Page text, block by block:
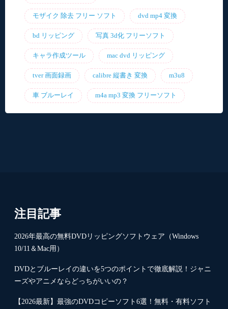
モザイク 除去 フリー ソフト dvd mp4 変換
bd リッピング 写真 3d化 フリーソフト
キャラ作成ツール mac dvd リッピング
tver 画面録画 calibre 縦書き 変換 m3u8
車 ブルーレイ m4a mp3 変換 フリーソフト
注目記事
2026年最高の無料DVDリッピングソフトウェア（Windows
10/11＆Mac用）
DVDとブルーレイの違いを5つのポイントで徹底解説！ジャニ
ーズやアニメならどっちがいいの？
【2026最新】最強のDVDコピーソフト6選！無料・有料ソフト